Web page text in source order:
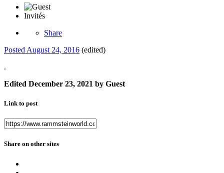
Invités
Share
Posted August 24, 2016 (edited)
.
Edited December 23, 2021 by Guest
Link to post
Share on other sites